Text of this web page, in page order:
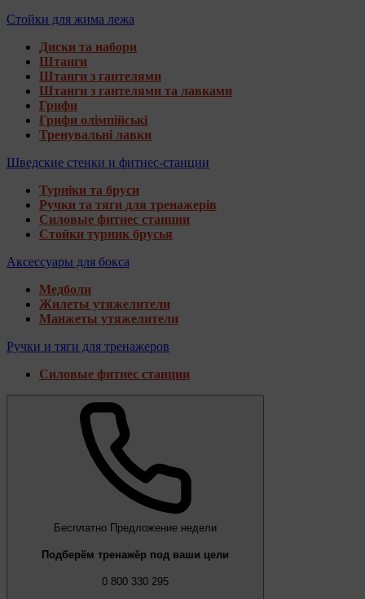
Стойки для жима лежа
Диски та набори
Штанги
Штанги з гантелями
Штанги з гантелями та лавками
Грифи
Грифи олімпійські
Тренувальні лавки
Шведские стенки и фитнес-станции
Турніки та бруси
Ручки та тяги для тренажерів
Силовые фитнес станции
Стойки турник брусья
Аксессуары для бокса
Медболи
Жилеты утяжелители
Манжеты утяжелители
Ручки и тяги для тренажеров
Силовые фитнес станции
Бесплатно Предложение недели
Подберём тренажёр под ваши цели
0 800 330 295